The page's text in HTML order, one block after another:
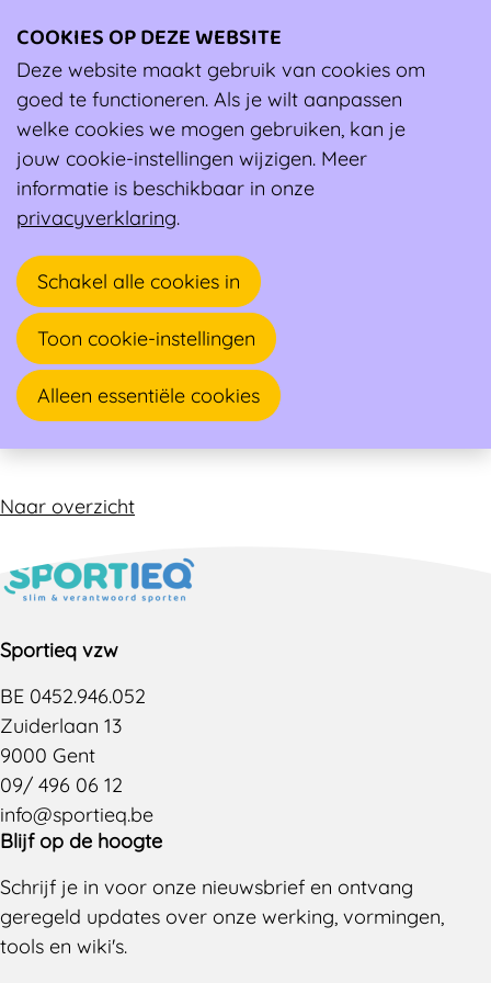
Ambassadeur
Guy Vandenhoven
Jules Maloulaan 63
1040 BRUSSEL ETTERBEEK
Sportgeneeskunde Onderwater en Hyperbare
Naar overzicht
Sportieq vzw
BE 0452.946.052
Zuiderlaan 13
9000 Gent
09/ 496 06 12
info@sportieq.be
Blijf op de hoogte
Schrijf je in voor onze nieuwsbrief en ontvang
geregeld updates over onze werking, vormingen,
tools en wiki's.
COOKIES OP DEZE WEBSITE
Deze website maakt gebruik van cookies om
goed te functioneren. Als je wilt aanpassen
welke cookies we mogen gebruiken, kan je
jouw cookie-instellingen wijzigen. Meer
informatie is beschikbaar in onze
privacyverklaring.
Schakel alle cookies in
Toon cookie-instellingen
Alleen essentiële cookies